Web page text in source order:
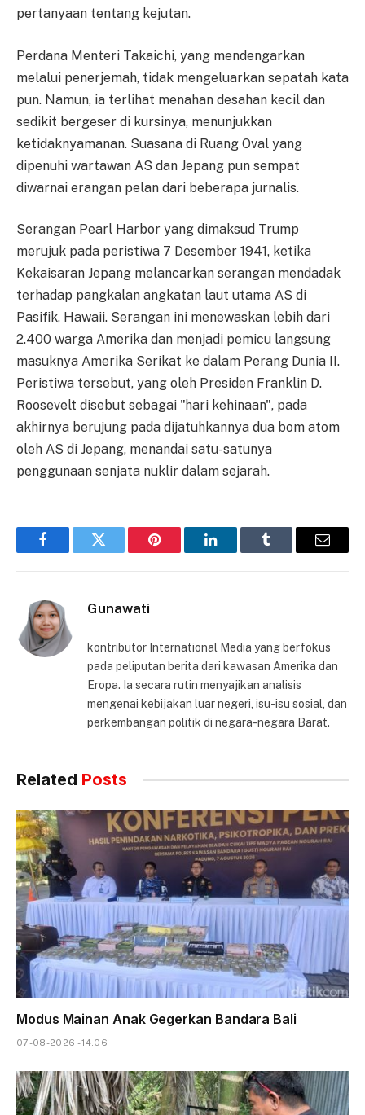
pertanyaan tentang kejutan.
Perdana Menteri Takaichi, yang mendengarkan
melalui penerjemah, tidak mengeluarkan sepatah kata
pun. Namun, ia terlihat menahan desahan kecil dan
sedikit bergeser di kursinya, menunjukkan
ketidaknyamanan. Suasana di Ruang Oval yang
dipenuhi wartawan AS dan Jepang pun sempat
diwarnai erangan pelan dari beberapa jurnalis.
Serangan Pearl Harbor yang dimaksud Trump
merujuk pada peristiwa 7 Desember 1941, ketika
Kekaisaran Jepang melancarkan serangan mendadak
terhadap pangkalan angkatan laut utama AS di
Pasifik, Hawaii. Serangan ini menewaskan lebih dari
2.400 warga Amerika dan menjadi pemicu langsung
masuknya Amerika Serikat ke dalam Perang Dunia II.
Peristiwa tersebut, yang oleh Presiden Franklin D.
Roosevelt disebut sebagai "hari kehinaan", pada
akhirnya berujung pada dijatuhkannya dua bom atom
oleh AS di Jepang, menandai satu-satunya
penggunaan senjata nuklir dalam sejarah.
FacebookTwitter Pinterest LinkedInTumblr Email
Gunawati
kontributor International Media yang berfokus
pada peliputan berita dari kawasan Amerika dan
Eropa. Ia secara rutin menyajikan analisis
mengenai kebijakan luar negeri, isu-isu sosial, dan
perkembangan politik di negara-negara Barat.
Related Posts
Modus Mainan Anak Gegerkan Bandara Bali
07-08-2026 - 14.06